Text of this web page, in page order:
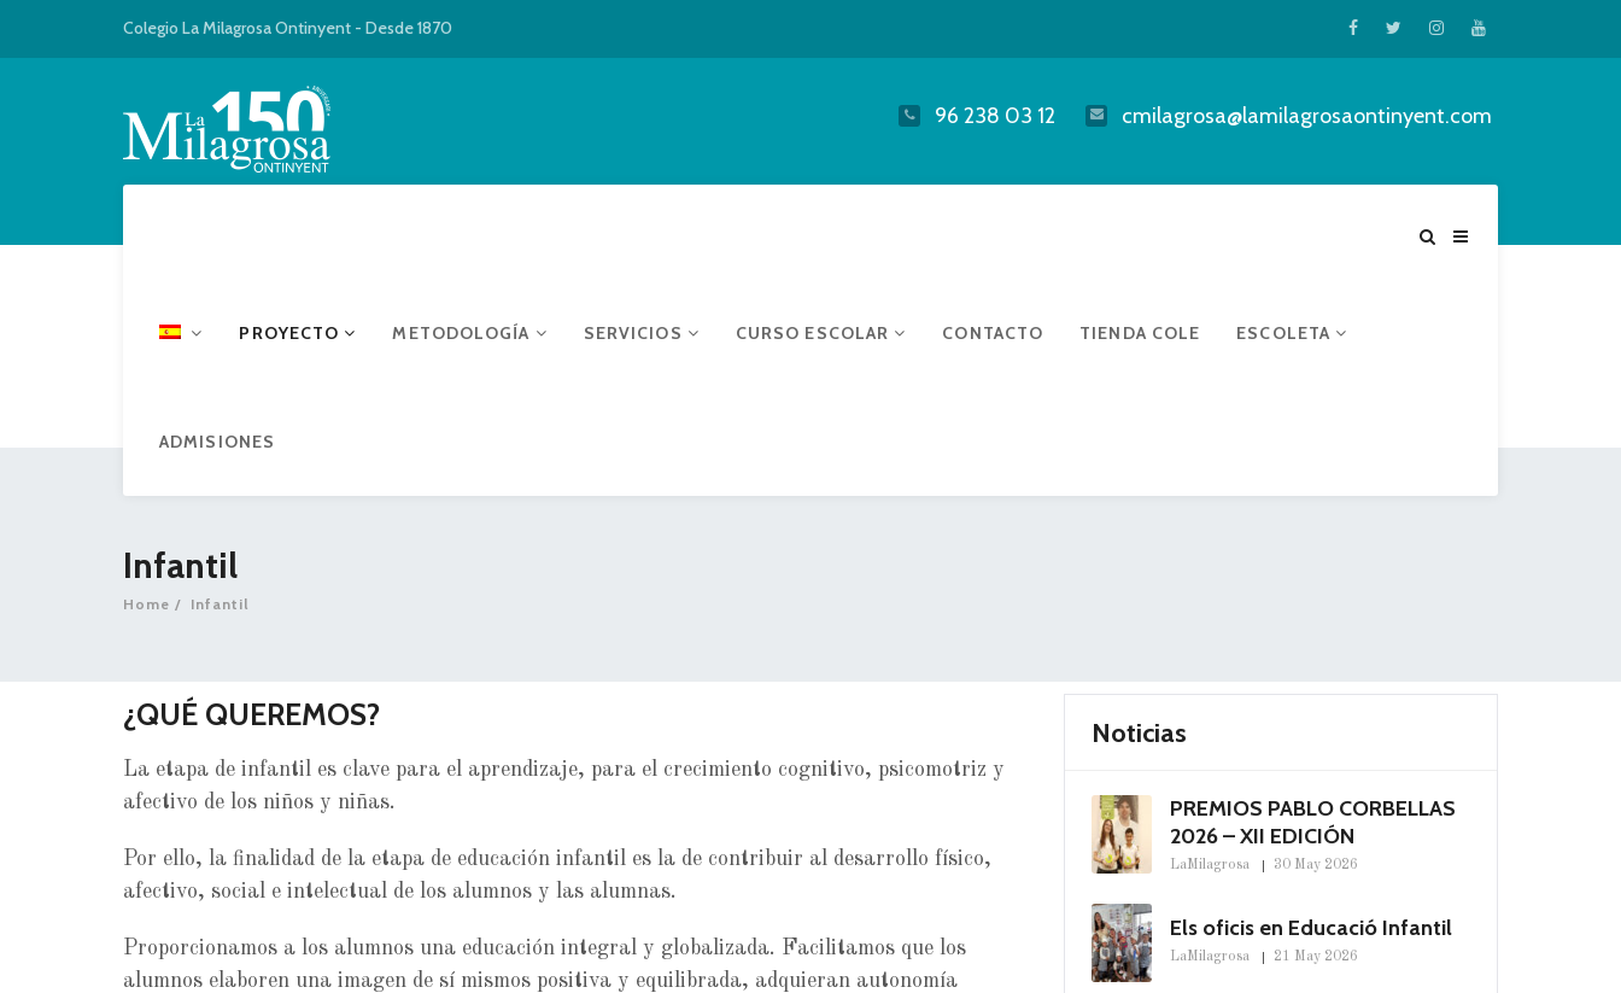
Colegio La Milagrosa Ontinyent - Desde 1870
96 238 03 12 cmilagrosa@lamilagrosaontinyent.com
PROYECTO METODOLOGÍA SERVICIOS CURSO ESCOLAR CONTACTO TIENDA COLE ESCOLETA
ADMISIONES
Infantil
Home Infantil
¿QUÉ QUEREMOS?
La etapa de infantil es clave para el aprendizaje, para el crecimiento cognitivo, psicomotriz y
afectivo de los niños y niñas.
Por ello, la finalidad de la etapa de educación infantil es la de contribuir al desarrollo físico,
afectivo, social e intelectual de los alumnos y las alumnas.
Proporcionamos a los alumnos una educación integral y globalizada. Facilitamos que los
alumnos elaboren una imagen de sí mismos positiva y equilibrada, adquieran autonomía
Noticias
PREMIOS PABLO CORBELLAS
2026 – XII EDICIÓN
LaMilagrosa 30 May 2026
Els oficis en Educació Infantil
LaMilagrosa 21 May 2026